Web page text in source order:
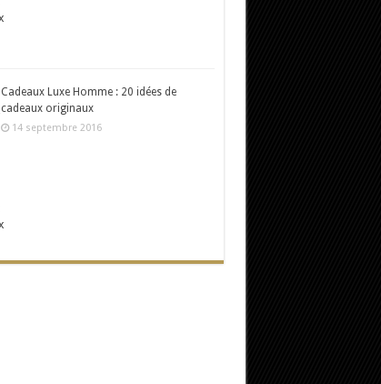
Cadeaux Luxe Homme : 20 idées de
cadeaux originaux
14 septembre 2016